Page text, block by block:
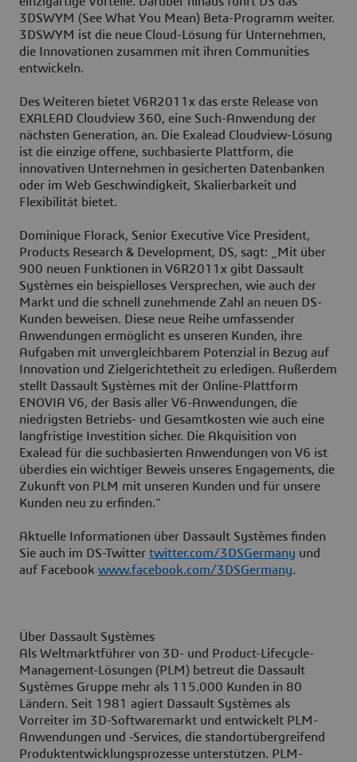
3DSWYM (See What You Mean) Beta-Programm weiter.
3DSWYM ist die neue Cloud-Lösung für Unternehmen,
die Innovationen zusammen mit ihren Communities
entwickeln.
Des Weiteren bietet V6R2011x das erste Release von
EXALEAD Cloudview 360, eine Such-Anwendung der
nächsten Generation, an. Die Exalead Cloudview-Lösung
ist die einzige offene, suchbasierte Plattform, die
innovativen Unternehmen in gesicherten Datenbanken
oder im Web Geschwindigkeit, Skalierbarkeit und
Flexibilität bietet.
Dominique Florack, Senior Executive Vice President,
Products Research & Development, DS, sagt: „Mit über
900 neuen Funktionen in V6R2011x gibt Dassault
Systèmes ein beispielloses Versprechen, wie auch der
Markt und die schnell zunehmende Zahl an neuen DS-
Kunden beweisen. Diese neue Reihe umfassender
Anwendungen ermöglicht es unseren Kunden, ihre
Aufgaben mit unvergleichbarem Potenzial in Bezug auf
Innovation und Zielgerichtetheit zu erledigen. Außerdem
stellt Dassault Systèmes mit der Online-Plattform
ENOVIA V6, der Basis aller V6-Anwendungen, die
niedrigsten Betriebs- und Gesamtkosten wie auch eine
langfristige Investition sicher. Die Akquisition von
Exalead für die suchbasierten Anwendungen von V6 ist
überdies ein wichtiger Beweis unseres Engagements, die
Zukunft von PLM mit unseren Kunden und für unsere
Kunden neu zu erfinden."
Aktuelle Informationen über Dassault Systèmes finden
Sie auch im DS-Twitter twitter.com/3DSGermany und
auf Facebook www.facebook.com/3DSGermany.
Über Dassault Systèmes
Als Weltmarktführer von 3D- und Product-Lifecycle-
Management-Lösungen (PLM) betreut die Dassault
Systèmes Gruppe mehr als 115.000 Kunden in 80
Ländern. Seit 1981 agiert Dassault Systèmes als
Vorreiter im 3D-Softwaremarkt und entwickelt PLM-
Anwendungen und -Services, die standortübergreifend
Produktentwicklungsprozesse unterstützen. PLM-